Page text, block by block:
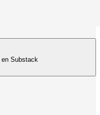
en Substack